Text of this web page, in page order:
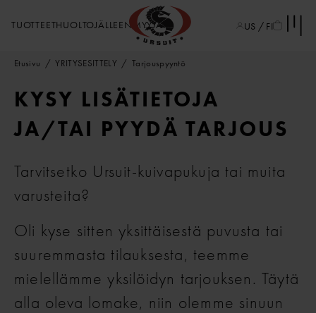
TUOTTEETHUOLTOJÄLLEENMYYJÄT US / FI
Etusivu YRITYSESITTELY Tarjouspyyntö
KYSY LISÄTIETOJA
JA/TAI PYYDÄ TARJOUS
Tarvitsetko Ursuit-kuivapukuja tai muita
varusteita?
Oli kyse sitten yksittäisestä puvusta tai
suuremmasta tilauksesta, teemme
mielellämme yksilöidyn tarjouksen. Täytä
alla oleva lomake, niin olemme sinuun